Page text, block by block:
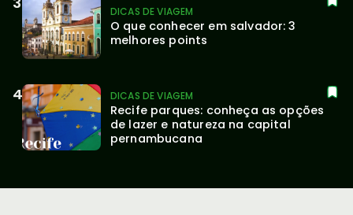
DICAS DE VIAGEM
O que conhecer em salvador: 3
melhores points
DICAS DE VIAGEM
Recife parques: conheça as opções
de lazer e natureza na capital
pernambucana